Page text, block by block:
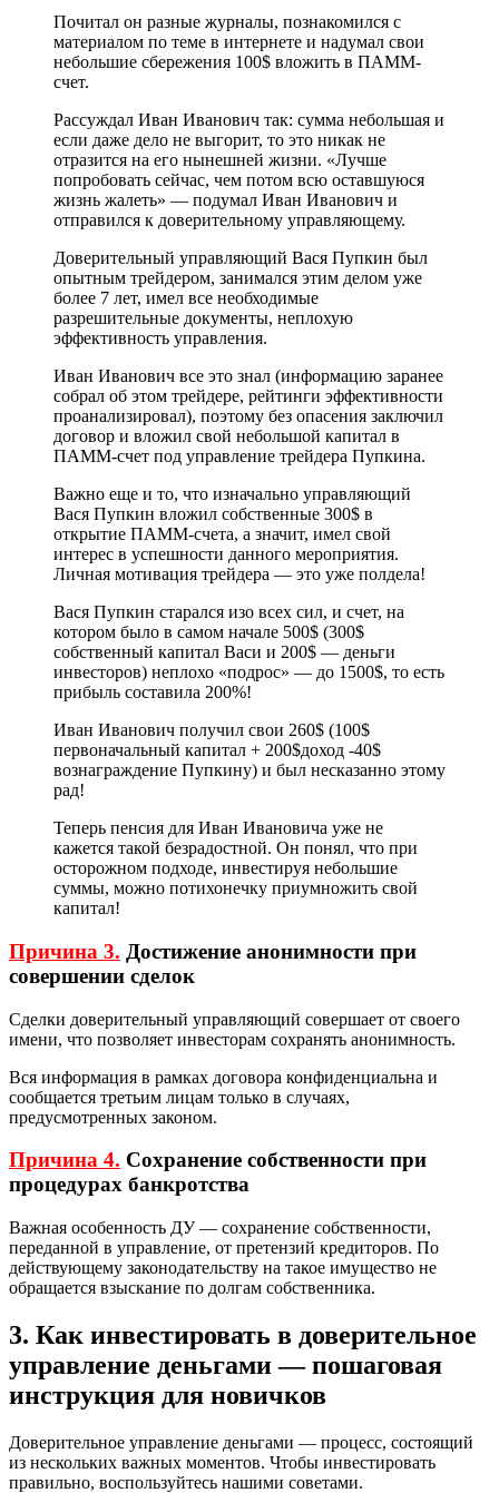
Почитал он разные журналы, познакомился с
материалом по теме в интернете и надумал свои
небольшие сбережения 100$ вложить в ПАММ-
счет.
Рассуждал Иван Иванович так: сумма небольшая и
если даже дело не выгорит, то это никак не
отразится на его нынешней жизни. «Лучше
попробовать сейчас, чем потом всю оставшуюся
жизнь жалеть» — подумал Иван Иванович и
отправился к доверительному управляющему.
Доверительный управляющий Вася Пупкин был
опытным трейдером, занимался этим делом уже
более 7 лет, имел все необходимые
разрешительные документы, неплохую
эффективность управления.
Иван Иванович все это знал (информацию заранее
собрал об этом трейдере, рейтинги эффективности
проанализировал), поэтому без опасения заключил
договор и вложил свой небольшой капитал в
ПАММ-счет под управление трейдера Пупкина.
Важно еще и то, что изначально управляющий
Вася Пупкин вложил собственные 300$ в
открытие ПАММ-счета, а значит, имел свой
интерес в успешности данного мероприятия.
Личная мотивация трейдера — это уже полдела!
Вася Пупкин старался изо всех сил, и счет, на
котором было в самом начале 500$ (300$
собственный капитал Васи и 200$ — деньги
инвесторов) неплохо «подрос» — до 1500$, то есть
прибыль составила 200%!
Иван Иванович получил свои 260$ (100$
первоначальный капитал + 200$доход -40$
вознаграждение Пупкину) и был несказанно этому
рад!
Теперь пенсия для Иван Ивановича уже не
кажется такой безрадостной. Он понял, что при
осторожном подходе, инвестируя небольшие
суммы, можно потихонечку приумножить свой
капитал!
Причина 3. Достижение анонимности при
совершении сделок
Сделки доверительный управляющий совершает от своего
имени, что позволяет инвесторам сохранять анонимность.
Вся информация в рамках договора конфиденциальна и
сообщается третьим лицам только в случаях,
предусмотренных законом.
Причина 4. Сохранение собственности при
процедурах банкротства
Важная особенность ДУ — сохранение собственности,
переданной в управление, от претензий кредиторов. По
действующему законодательству на такое имущество не
обращается взыскание по долгам собственника.
3. Как инвестировать в доверительное
управление деньгами — пошаговая
инструкция для новичков
Доверительное управление деньгами — процесс, состоящий
из нескольких важных моментов. Чтобы инвестировать
правильно, воспользуйтесь нашими советами.